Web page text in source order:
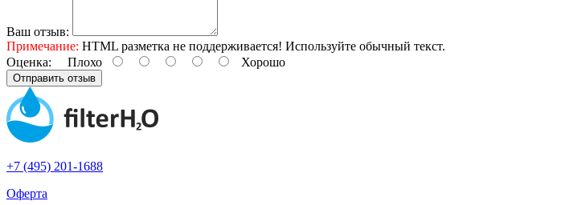
Ваш отзыв:
Примечание: HTML разметка не поддерживается! Используйте обычный текст.
Оценка: Плохо Хорошо
Отправить отзыв
+7 (495) 201-1688
Оферта